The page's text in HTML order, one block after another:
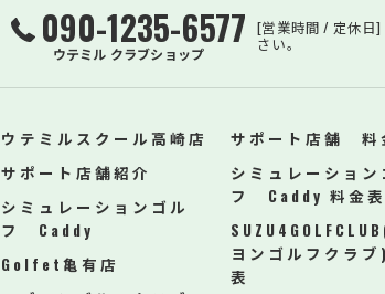
090-1235-6577
ウテミル クラブショップ
[営業時間 / 定休日
さい。
ウテミルスクール高崎店
サポート店舗紹介
シミュレーションゴル
フ Caddy
Golfet亀有店
サポート店舗 料
シミュレーション
フ Caddy 料金表
ヨンゴルフクラブ
表